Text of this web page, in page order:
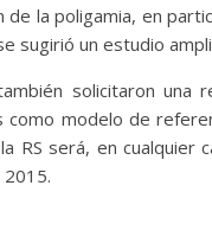
de la poligamia, en
sugirió un estudio
solicitaron una
como modelo de
RS será, en cualquier